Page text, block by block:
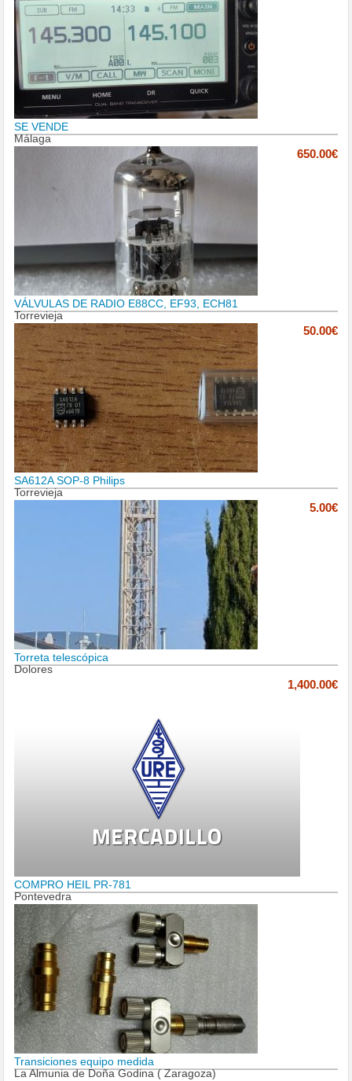
SE VENDE
Málaga
650.00€
VÁLVULAS DE RADIO E88CC, EF93, ECH81
Torrevieja
50.00€
SA612A SOP-8 Philips
Torrevieja
5.00€
Torreta telescópica
Dolores
1,400.00€
COMPRO HEIL PR-781
Pontevedra
Transiciones equipo medida
La Almunia de Doña Godina ( Zaragoza)